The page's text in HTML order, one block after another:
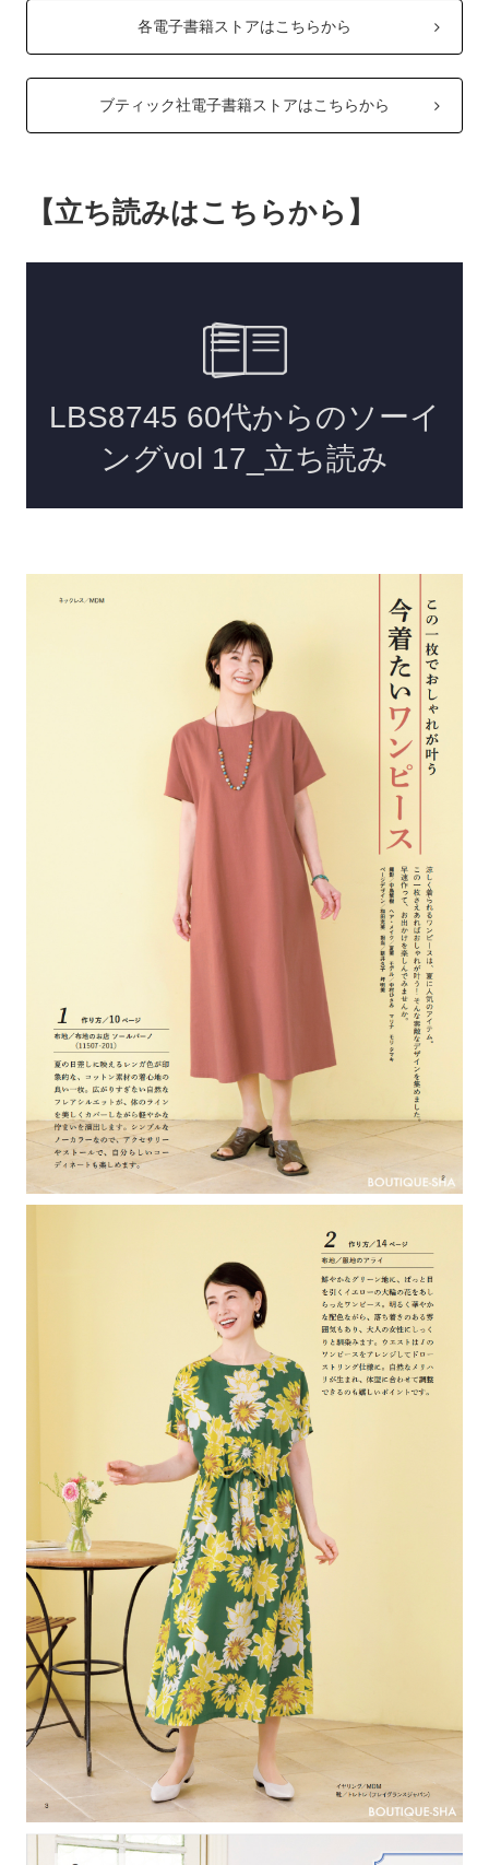
各電子書籍ストアはこちらから
ブティック社電子書籍ストアはこちらから
【立ち読みはこちらから】